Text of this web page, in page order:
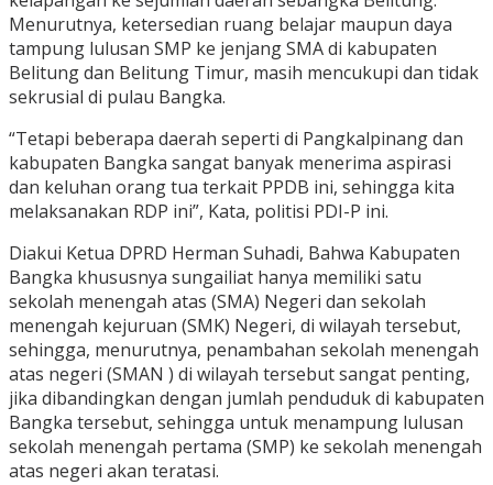
Menurutnya, ketersedian ruang belajar maupun daya
tampung lulusan SMP ke jenjang SMA di kabupaten
Belitung dan Belitung Timur, masih mencukupi dan tidak
sekrusial di pulau Bangka.
“Tetapi beberapa daerah seperti di Pangkalpinang dan
kabupaten Bangka sangat banyak menerima aspirasi
dan keluhan orang tua terkait PPDB ini, sehingga kita
melaksanakan RDP ini”, Kata, politisi PDI-P ini.
Diakui Ketua DPRD Herman Suhadi, Bahwa Kabupaten
Bangka khususnya sungailiat hanya memiliki satu
sekolah menengah atas (SMA) Negeri dan sekolah
menengah kejuruan (SMK) Negeri, di wilayah tersebut,
sehingga, menurutnya, penambahan sekolah menengah
atas negeri (SMAN ) di wilayah tersebut sangat penting,
jika dibandingkan dengan jumlah penduduk di kabupaten
Bangka tersebut, sehingga untuk menampung lulusan
sekolah menengah pertama (SMP) ke sekolah menengah
atas negeri akan teratasi.